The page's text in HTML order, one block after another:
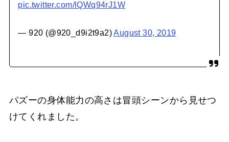
pic.twitter.com/lQWq94rJ1W
— 920 (@920_d9i2t9a2)August 30, 2019
パズーの身体能力の高さは冒頭シーンから見せつ
けてくれました。